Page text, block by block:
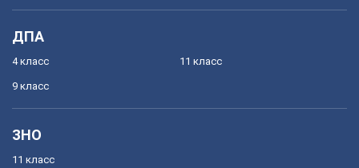
ДПА
4 класс
9 класс
11 класс
ЗНО
11 класс